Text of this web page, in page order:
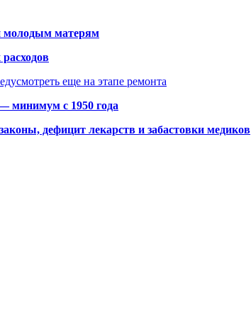
молодым матерям
еще на этапе ремонта
минимум с 1950 года
дефицит лекарств и забастовки медиков